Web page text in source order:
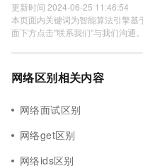
更新时间 2024-06-25 11:46:54
本页面内关键词为智能算法引擎
面下方点击"联系我们"与我们沟通。
网络区别相关内容
网络面试区别
网络get区别
网络ids区别